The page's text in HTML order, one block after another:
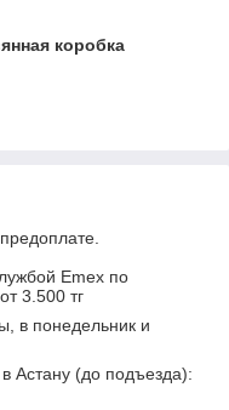
коробка
Emex по
3.500 тг
в понедельник и
Астану (до подъезда):